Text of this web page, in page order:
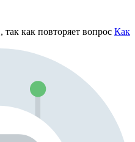
так как повторяет вопрос Как